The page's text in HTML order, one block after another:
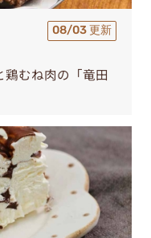
08/03 更新
むね肉の「竜田